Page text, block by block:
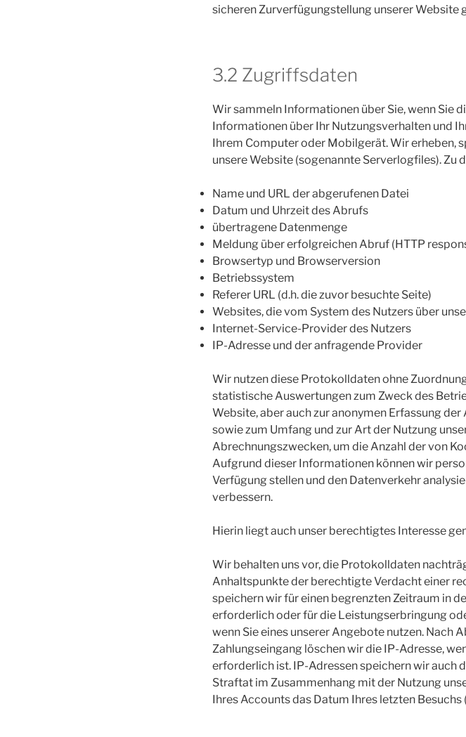
sicheren Zurverfügungstellung unserer Website
3.2 Zugriffsdaten
Wir sammeln Informationen über Sie, wenn Sie
Informationen über Ihr Nutzungsverhalten und
Ihrem Computer oder Mobilgerät. Wir erheben,
unsere Website (sogenannte Serverlogfiles). Zu
Name und URL der abgerufenen Datei
Datum und Uhrzeit des Abrufs
übertragene Datenmenge
Meldung über erfolgreichen Abruf (HTTP
Browsertyp und Browserversion
Betriebssystem
Referer URL (d.h. die zuvor besuchte Seite)
Websites, die vom System des Nutzers über
Internet-Service-Provider des Nutzers
IP-Adresse und der anfragende Provider
Wir nutzen diese Protokolldaten ohne
statistische Auswertungen zum Zweck des
Website, aber auch zur anonymen Erfassung
sowie zum Umfang und zur Art der Nutzung
Abrechnungszwecken, um die Anzahl der von
Aufgrund dieser Informationen können wir
Verfügung stellen und den Datenverkehr
verbessern.
Hierin liegt auch unser berechtigtes Interesse
Wir behalten uns vor, die Protokolldaten
Anhaltspunkte der berechtigte Verdacht einer
speichern wir für einen begrenzten Zeitraum in
erforderlich oder für die Leistungserbringung
wenn Sie eines unserer Angebote nutzen. Nach
Zahlungseingang löschen wir die IP-Adresse,
erforderlich ist. IP-Adressen speichern wir auch
Straftat im Zusammenhang mit der Nutzung
Ihres Accounts das Datum Ihres letzten